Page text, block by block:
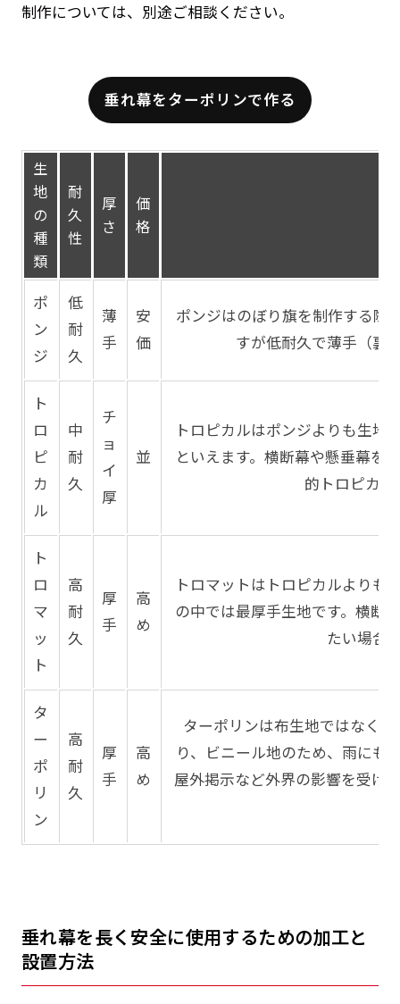
制作については、別途ご相談ください。
垂れ幕をターポリンで作る
生
地
の
種
類
耐
久
性
厚
さ
価
格
ポ
ン
ジ
低
耐
久
薄
手
安
価
ポンジはのぼり旗を制作する際
すが低耐久で薄手（裏
ト
ロ
ピ
カ
ル
中
耐
久
チ
ョ
イ
厚
並
トロピカルはポンジよりも生地
といえます。横断幕や懸垂幕を
的トロピカ
ト
ロ
マ
ッ
ト
高
耐
久
厚
手
高
め
トロマットはトロピカルよりも
の中では最厚手生地です。横断
たい場合
タ
ー
ポ
リ
ン
高
耐
久
厚
手
高
め
ターポリンは布生地ではなく
り、ビニール地のため、雨にも
屋外掲示など外界の影響を受け
垂れ幕を長く安全に使用するための加工と
設置方法